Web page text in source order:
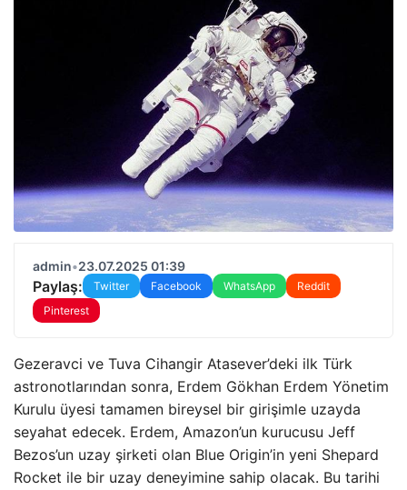
admin•23.07.2025 01:39
Paylaş: Twitter Facebook WhatsApp
Reddit
Pinterest
Gezeravci ve Tuva Cihangir Atasever’deki ilk Türk
astronotlarından sonra, Erdem Gökhan Erdem Yönetim
Kurulu üyesi tamamen bireysel bir girişimle uzayda
seyahat edecek. Erdem, Amazon’un kurucusu Jeff
Bezos’un uzay şirketi olan Blue Origin’in yeni Shepard
Rocket ile bir uzay deneyimine sahip olacak. Bu tarihi